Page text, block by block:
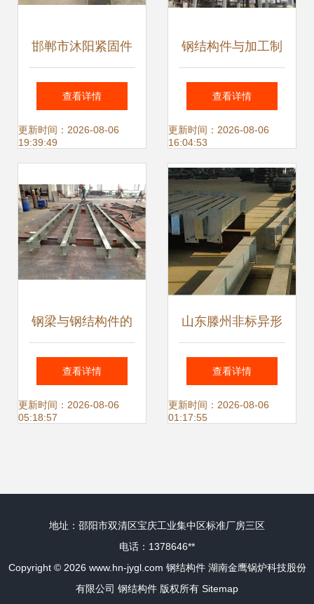
邯郸市沐阳紧固件
入驻钢构宝 企业改
革，技术与思维缺
查看详情
更新时间：2026-08-06
19:39:49
钢结构件与加工制
作特点解析——基
于山东三维钢结构
公司的实践
查看详情
更新时间：2026-08-06
16:04:53
钢梁与钢结构件的
制造与应用分析
查看详情
更新时间：2026-08-06
05:18:57
山东滕州非标异形
钢结构件加工 20年
专注，铸就工业脊
查看详情
更新时间：2026-08-06
01:17:55
地址：邵阳市双清区宝庆工业集中区标准厂房三区
电话：1378646**
Copyright © 2026 www.hn-jygl.com 钢结构件 湖南金鹰锅炉科技股份
有限公司 钢结构件 版权所有 Sitemap